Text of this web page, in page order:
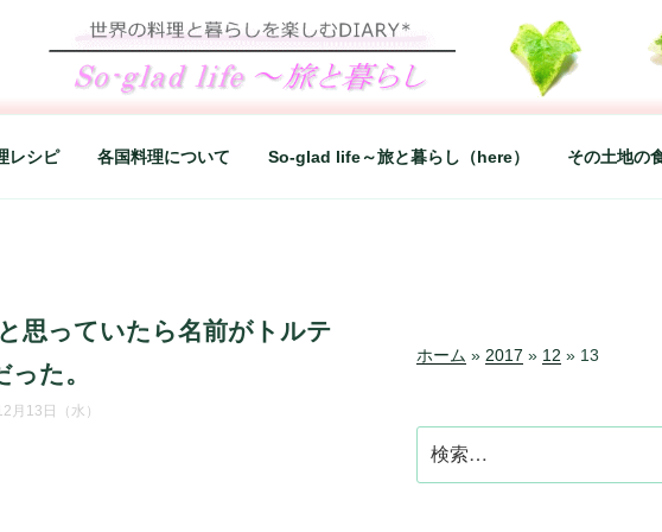
～旅と暮らし
シンプルライフ、楽しい暮らしなどを綴る、世界248か国を旅した松本あづ
レシピ 各国料理について So-glad life～旅と暮らし（here） その土地の
思っていたら名前がトルテ
た。
月13日（水）
ホーム » 2017 » 12 »13
索: